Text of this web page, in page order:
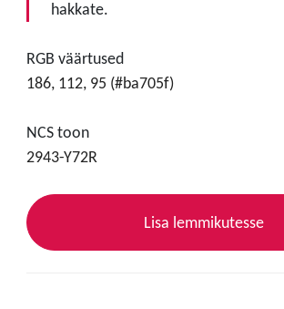
hakkate.
RGB väärtused
186, 112, 95 (#ba705f)
NCS toon
2943-Y72R
Lisa lemmikutesse